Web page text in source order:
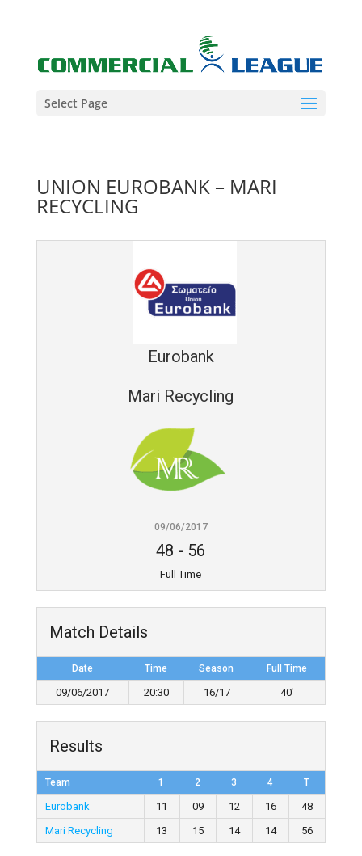
Select Page
UNION EUROBANK – MARI
RECYCLING
Eurobank
Mari Recycling
09/06/2017
48 - 56
Full Time
Match Details
Date Time Season Full Time
09/06/2017 20:30 16/17 40'
Results
Team 1 2 3 4 T
Eurobank 11 09 12 16
48
Mari Recycling
13 15 14 14 56